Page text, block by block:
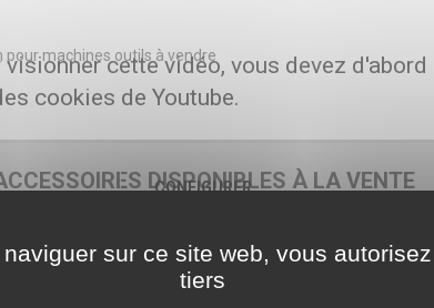
sur ce site web, vous
tiers
pour machines outils à vendre
cette vidéo, vous devez
cookies de Youtube.
CONFIGURER
DISPONIBLES À LA VENTE
RDMO